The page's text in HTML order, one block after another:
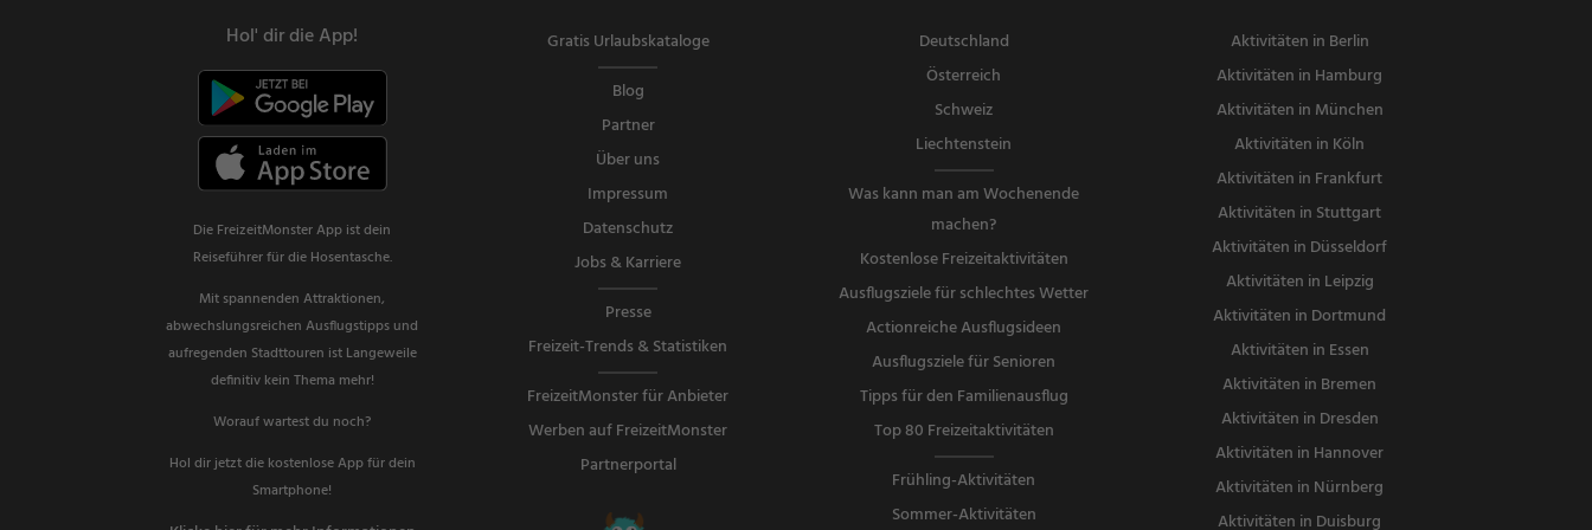
Hol' dir die App!
Die FreizeitMonster App ist dein
Reiseführer für die Hosentasche.
Mit spannenden Attraktionen,
abwechslungsreichen Ausflugstipps und
aufregenden Stadttouren ist Langeweile
definitiv kein Thema mehr!
Worauf wartest du noch?
Hol dir jetzt die kostenlose App für dein
Smartphone!
Gratis Urlaubskataloge
Blog
Partner
Über uns
Impressum
Datenschutz
Jobs & Karriere
Presse
Freizeit-Trends & Statistiken
FreizeitMonster für Anbieter
Werben auf FreizeitMonster
Partnerportal
Deutschland
Österreich
Schweiz
Liechtenstein
Was kann man am Wochenende
machen?
Kostenlose Freizeitaktivitäten
Ausflugsziele für schlechtes Wetter
Actionreiche Ausflugsideen
Ausflugsziele für Senioren
Tipps für den Familienausflug
Top 80 Freizeitaktivitäten
Frühling-Aktivitäten
Sommer-Aktivitäten
Aktivitäten in Berlin
Aktivitäten in Hamburg
Aktivitäten in München
Aktivitäten in Köln
Aktivitäten in Frankfurt
Aktivitäten in Stuttgart
Aktivitäten in Düsseldorf
Aktivitäten in Leipzig
Aktivitäten in Dortmund
Aktivitäten in Essen
Aktivitäten in Bremen
Aktivitäten in Dresden
Aktivitäten in Hannover
Aktivitäten in Nürnberg
Aktivitäten in Duisburg